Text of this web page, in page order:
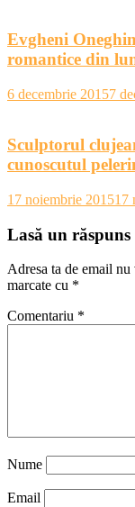
Evgheni
romantice din
6 decembrie 20157
Sculptorul
cunoscutul
17 noiembrie 201517
Lasă un răspuns
Adresa ta de email
marcate cu *
Comentariu *
Nume
Email